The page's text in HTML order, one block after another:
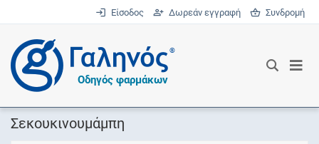
Είσοδος Δωρεάν εγγραφή Συνδρομή
®
Οδηγός φαρμάκων
Σεκουκινουμάμπη